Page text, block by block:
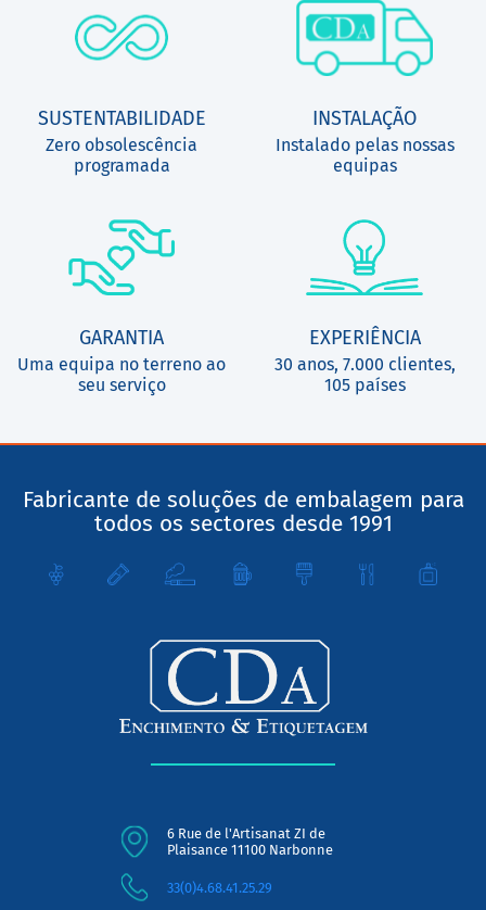
SUSTENTABILIDADE
Zero obsolescência
programada
INSTALAÇÃO
Instalado pelas nossas
equipas
GARANTIA
Uma equipa no terreno ao
seu serviço
EXPERIÊNCIA
30 anos, 7.000 clientes,
105 países
Fabricante de soluções de embalagem para
todos os sectores desde 1991
6 Rue de l'Artisanat ZI de
Plaisance 11100 Narbonne
33(0)4.68.41.25.29